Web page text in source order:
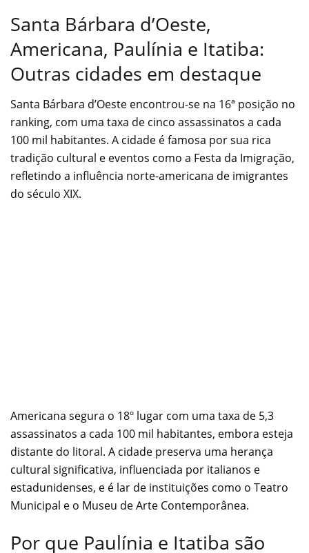
Santa Bárbara d’Oeste,
Americana, Paulínia e Itatiba:
Outras cidades em destaque
Santa Bárbara d’Oeste encontrou-se na 16ª posição no
ranking, com uma taxa de cinco assassinatos a cada
100 mil habitantes. A cidade é famosa por sua rica
tradição cultural e eventos como a Festa da Imigração,
refletindo a influência norte-americana de imigrantes
do século XIX.
Americana segura o 18º lugar com uma taxa de 5,3
assassinatos a cada 100 mil habitantes, embora esteja
distante do litoral. A cidade preserva uma herança
cultural significativa, influenciada por italianos e
estadunidenses, e é lar de instituições como o Teatro
Municipal e o Museu de Arte Contemporânea.
Por que Paulínia e Itatiba são